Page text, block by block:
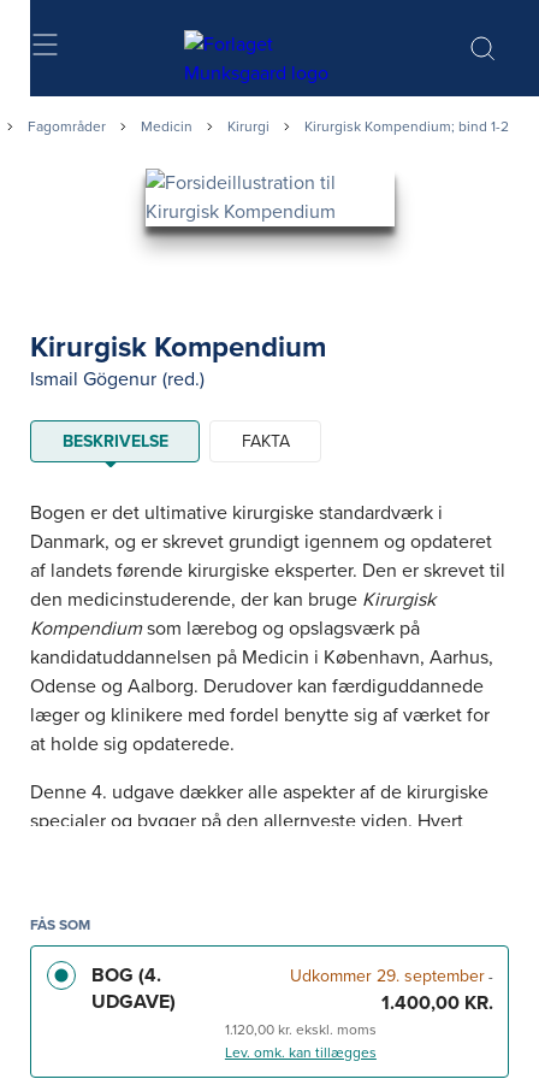
Søg
Fagområder Medicin Kirurgi Kirurgisk Kompendium; bind 1-2
Kirurgisk Kompendium
Ismail Gögenur (red.)
BESKRIVELSE FAKTA
Bogen er det ultimative kirurgiske standardværk i
Danmark, og er skrevet grundigt igennem og opdateret
af landets førende kirurgiske eksperter. Den er skrevet til
den medicinstuderende, der kan bruge Kirurgisk
Kompendiumsom lærebog og opslagsværk på
kandidatuddannelsen på Medicin i København, Aarhus,
Odense og Aalborg. Derudover kan færdiguddannede
læger og klinikere med fordel benytte sig af værket for
at holde sig opdaterede.
Denne 4. udgave dækker alle aspekter af de kirurgiske
specialer og bygger på den allernyeste viden. Hvert
tilgængeligt med tydelige overskriftshierarkier,
oversigter og inddelinger, så tilegnelsen bliver så nem
som mulig. Bogens hoveddele er:
FÅS SOM
BOG (4.
UDGAVE)
Udkommer 29. september-
1.400,00 KR.
1.120,00 kr. ekskl. moms
Lev. omk. kan tillægges